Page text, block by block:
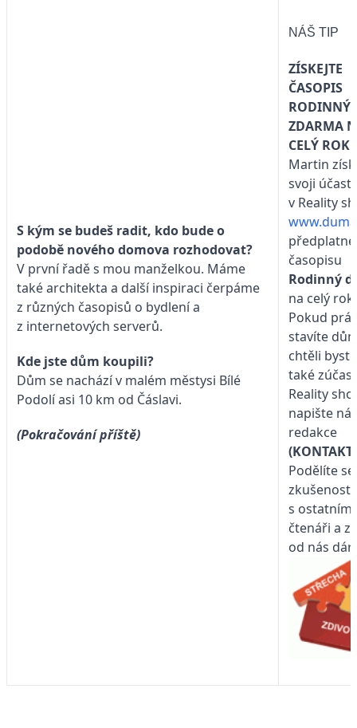
S kým se budeš radit, kdo bude o
podobě nového domova rozhodovat?
V první řadě s mou manželkou. Máme
také architekta a další inspiraci čerpáme
z různých časopisů o bydlení a
z internetových serverů.
Kde jste dům koupili?
Dům se nachází v malém městysi Bílé
Podolí asi 10 km od Čáslavi.
(Pokračování příště)
NÁŠ TIP
ZÍSKEJTE
ČASOPIS
RODINNÝ
ZDARMA
CELÝ ROK!
Martin
svoji účast
v Reality
předplatné
časopisu
Rodinný
na celý rok.
Pokud
stavíte
chtěli
také
Reality
napište
redakce
(KONTAKT)
Podělíte
zkušenosti
s ostatními
čtenáři a
od nás